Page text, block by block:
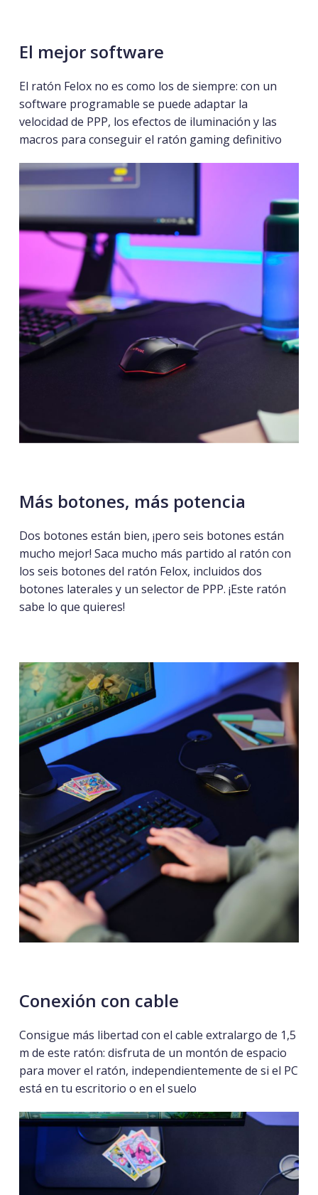
El mejor software
El ratón Felox no es como los de siempre: con un
software programable se puede adaptar la
velocidad de PPP, los efectos de iluminación y las
macros para conseguir el ratón gaming definitivo
Más botones, más potencia
Dos botones están bien, ¡pero seis botones están
mucho mejor! Saca mucho más partido al ratón con
los seis botones del ratón Felox, incluidos dos
botones laterales y un selector de PPP. ¡Este ratón
sabe lo que quieres!
Conexión con cable
Consigue más libertad con el cable extralargo de 1,5
m de este ratón: disfruta de un montón de espacio
para mover el ratón, independientemente de si el PC
está en tu escritorio o en el suelo